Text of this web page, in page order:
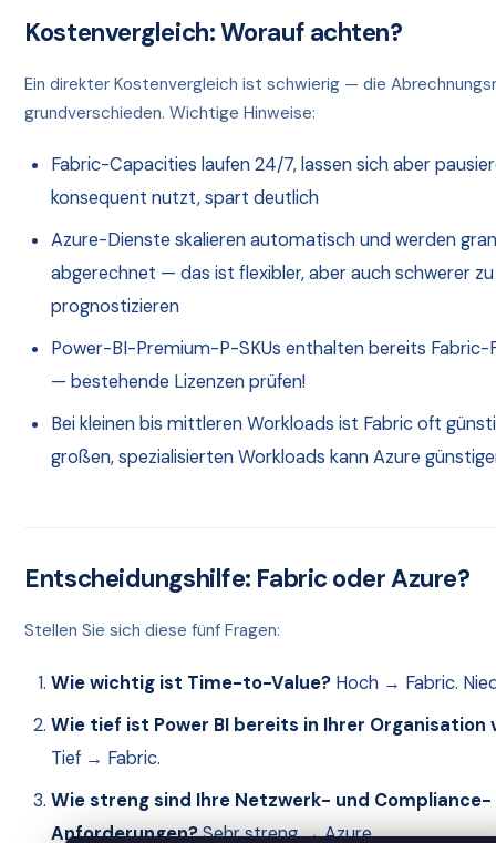
Kostenvergleich: Worauf achten?
Ein direkter Kostenvergleich ist schwierig — die
grundverschieden. Wichtige Hinweise:
Fabric-Capacities laufen 24/7, lassen sich aber
konsequent nutzt, spart deutlich
Azure-Dienste skalieren automatisch und werden
abgerechnet — das ist flexibler, aber auch schwerer zu
prognostizieren
Power-BI-Premium-P-SKUs enthalten bereits
— bestehende Lizenzen prüfen!
Bei kleinen bis mittleren Workloads ist Fabric oft
großen, spezialisierten Workloads kann Azure
Entscheidungshilfe: Fabric oder Azure?
Stellen Sie sich diese fünf Fragen:
Wie wichtig ist Time-to-Value? Hoch → Fabric.
Wie tief ist Power BI bereits in Ihrer Organisation
Tief → Fabric.
Wie streng sind Ihre Netzwerk- und Compliance-
Anforderungen?Sehr streng → Azure.